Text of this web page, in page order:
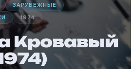
ЗАРУБЕЖНЫЕ
1974
Кровавый